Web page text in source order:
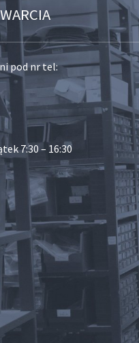
pod nr tel:
7:30 – 16:30